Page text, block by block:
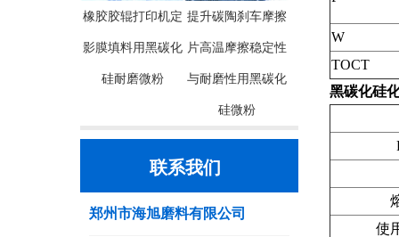
橡胶胶辊打印机定
影膜填料用黑碳化
硅耐磨微粉
提升碳陶刹车摩擦
片高温摩擦稳定性
与耐磨性用黑碳化
硅微粉
联系我们
郑州市海旭磨料有限公司
W
TOCT
黑碳化硅
使